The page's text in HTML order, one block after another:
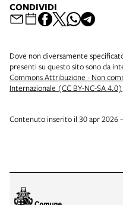
CONDIVIDI
Dove non diversamente
presenti su questo sito sono da
Commons Attribuzione - Non
Internazionale (CC BY-NC-SA 4.0)
Contenuto inserito il 30 apr